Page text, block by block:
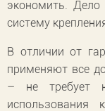
экономить.
систему
В отличии от
применяют все
– не требует
использования